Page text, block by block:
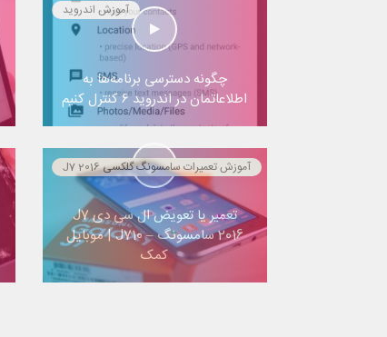
چگونه دسترسی برنامه‌ها به
اطلاعاتمان در اندروید ۶ کنترل کنیم
آموزش اندروید
تعمیر یا تعویض ال سی دی J7
2016 سامسونگ – J710 | موبایل
کمک
آموزش تعمیرات سامسونگ گلکسی J7 2016